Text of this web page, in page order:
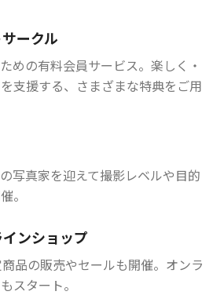
ークル
めの有料会員サービス。楽しく・
支援する、さまざまな特典をご用
写真家を迎えて撮影レベルや目的
。
ンショップ
品の販売やセールも開催。オンラ
スタート。